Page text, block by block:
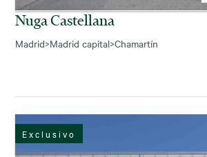
Nuga Castellana
Madrid>Madrid capital>Chamartín
Exclusivo